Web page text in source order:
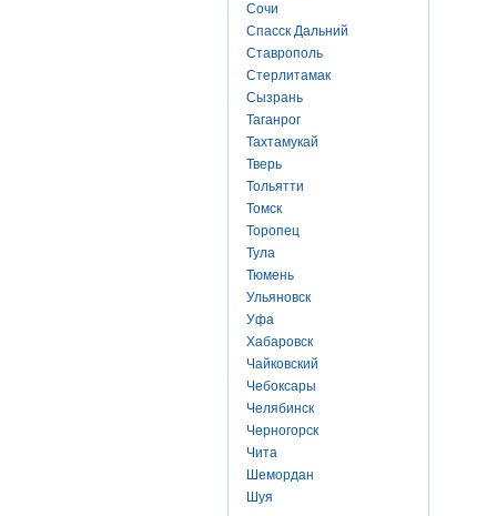
Сочи
Спасск Дальний
Ставрополь
Стерлитамак
Сызрань
Таганрог
Тахтамукай
Тверь
Тольятти
Томск
Торопец
Тула
Тюмень
Ульяновск
Уфа
Хабаровск
Чайковский
Чебоксары
Челябинск
Черногорск
Чита
Шемордан
Шуя